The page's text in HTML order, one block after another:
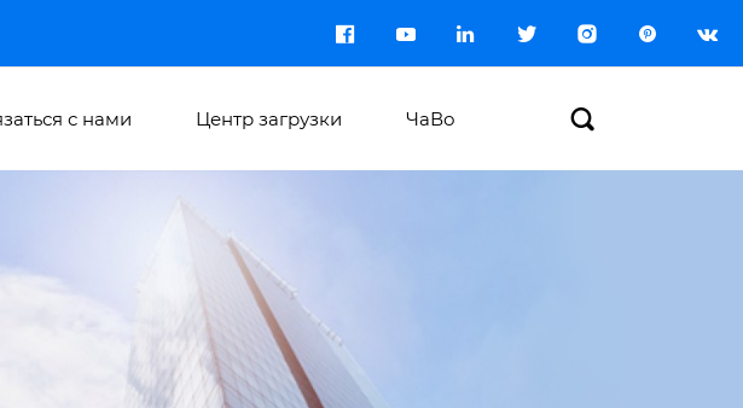
      
с нами Центр загрузки ЧаВо 